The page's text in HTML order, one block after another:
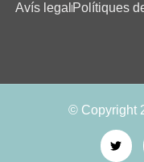
Avís legal Polítiques
© Copyright